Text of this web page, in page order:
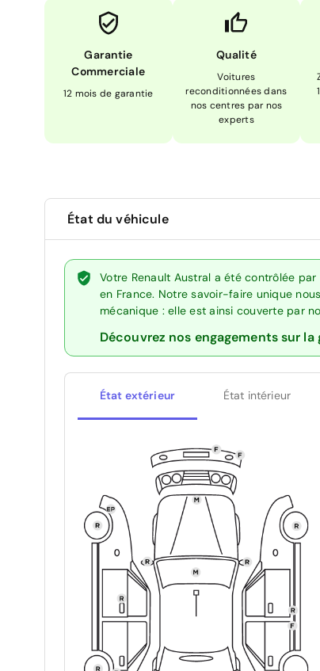
Garantie
Commerciale
12 mois de garantie
Qualité
Voitures
reconditionnées dans
nos centres par nos
experts
État du véhicule
Votre Renault Austral a été contrôlée
en France. Notre savoir-faire unique
mécanique : elle est ainsi couverte par
Découvrez nos engagements sur
État extérieur État intérieur